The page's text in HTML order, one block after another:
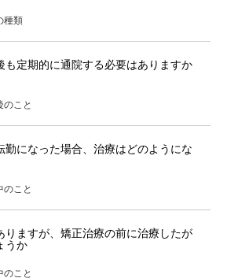
種類
も定期的に通院する必要はありますか
こと
勤になった場合、治療はどのようにな
こと
りますが、矯正治療の前に治療したが
うか
こと